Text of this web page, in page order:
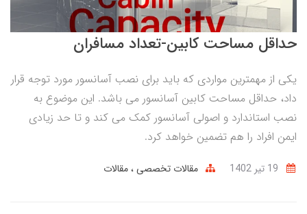
حداقل مساحت کابین-تعداد مسافران
یکی از مهمترین مواردی که باید برای نصب آسانسور مورد توجه قرار
داد، حداقل مساحت کابین آسانسور می باشد. این موضوع به
نصب استاندارد و اصولی آسانسور کمک می کند و تا حد زیادی
ایمن افراد را هم تضمین خواهد کرد.
مقالات تخصصی مقالات